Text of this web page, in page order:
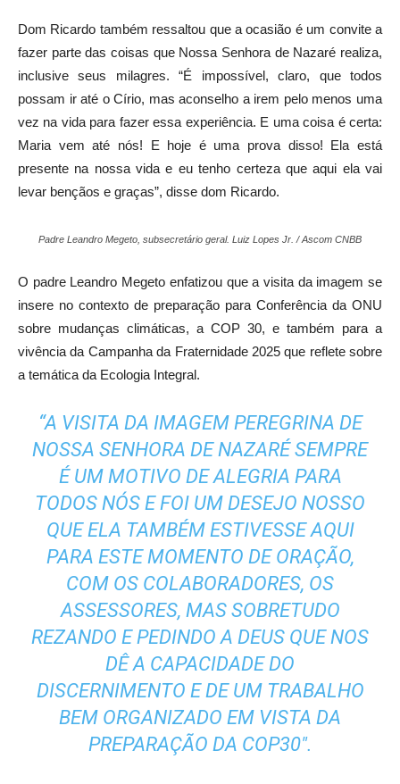
Dom Ricardo também ressaltou que a ocasião é um convite a
fazer parte das coisas que Nossa Senhora de Nazaré realiza,
inclusive seus milagres. “É impossível, claro, que todos
possam ir até o Círio, mas aconselho a irem pelo menos uma
vez na vida para fazer essa experiência. E uma coisa é certa:
Maria vem até nós! E hoje é uma prova disso! Ela está
presente na nossa vida e eu tenho certeza que aqui ela vai
levar bençãos e graças”, disse dom Ricardo.
Padre Leandro Megeto, subsecretário geral. Luiz Lopes Jr. / Ascom CNBB
O padre Leandro Megeto enfatizou que a visita da imagem se
insere no contexto de preparação para Conferência da ONU
sobre mudanças climáticas, a COP 30, e também para a
vivência da Campanha da Fraternidade 2025 que reflete sobre
a temática da Ecologia Integral.
“A VISITA DA IMAGEM PEREGRINA DE
NOSSA SENHORA DE NAZARÉ SEMPRE
É UM MOTIVO DE ALEGRIA PARA
TODOS NÓS E FOI UM DESEJO NOSSO
QUE ELA TAMBÉM ESTIVESSE AQUI
PARA ESTE MOMENTO DE ORAÇÃO,
COM OS COLABORADORES, OS
ASSESSORES, MAS SOBRETUDO
REZANDO E PEDINDO A DEUS QUE NOS
DÊ A CAPACIDADE DO
DISCERNIMENTO E DE UM TRABALHO
BEM ORGANIZADO EM VISTA DA
PREPARAÇÃO DA COP30″.